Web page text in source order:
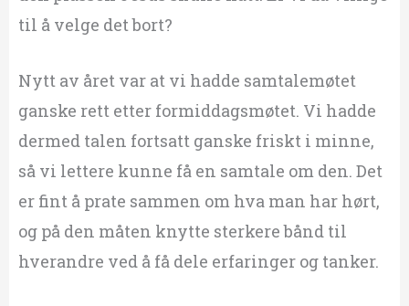
til å velge det bort?
Nytt av året var at vi hadde samtalemøtet
ganske rett etter formiddagsmøtet. Vi hadde
dermed talen fortsatt ganske friskt i minne,
så vi lettere kunne få en samtale om den. Det
er fint å prate sammen om hva man har hørt,
og på den måten knytte sterkere bånd til
hverandre ved å få dele erfaringer og tanker.